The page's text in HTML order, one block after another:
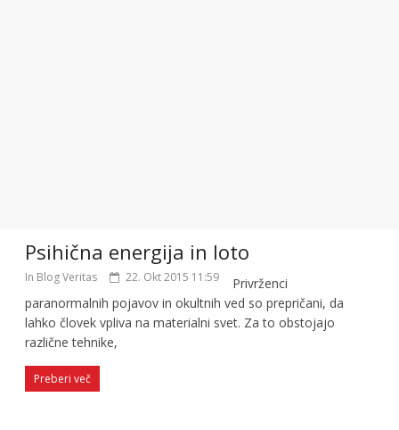
Psihična energija in loto
In Blog Veritas 22. Okt 2015 11:59
Privrženci
paranormalnih pojavov in okultnih ved so prepričani, da
lahko človek vpliva na materialni svet. Za to obstojajo
različne tehnike,
Preberi več